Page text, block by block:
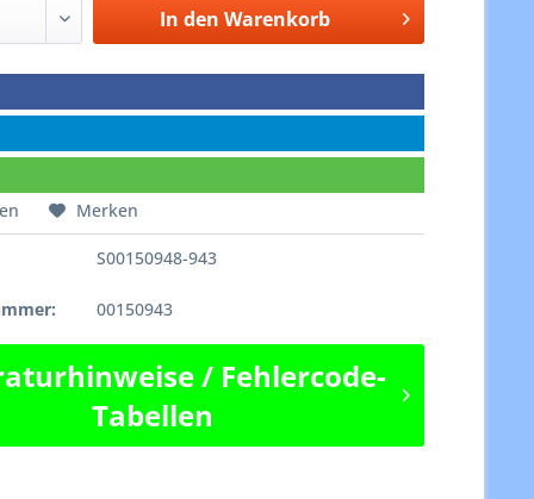
In den Warenkorb
Merken
S00150948-943
00150943
/ Fehlercode-
Tabellen